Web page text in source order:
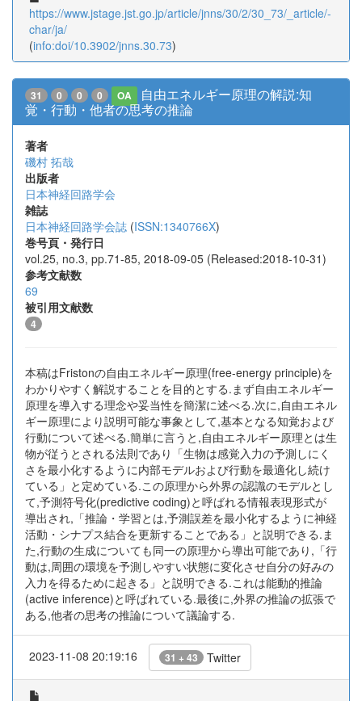
https://www.jstage.jst.go.jp/article/jnns/30/2/30_73/_article/-
char/ja/
(info:doi/10.3902/jnns.30.73)
31 0 0 0 OA
自由エネルギー原理の解説:知
覚・行動・他者の思考の推論
著者
磯村 拓哉
出版者
日本神経回路学会
雑誌
日本神経回路学会誌 (ISSN:1340766X)
巻号頁・発行日
vol.25, no.3, pp.71-85, 2018-09-05 (Released:2018-10-31)
参考文献数
69
被引用文献数
4
本稿はFristonの自由エネルギー原理(free-energy principle)を
わかりやすく解説することを目的とする.まず自由エネルギー
原理を導入する理念や妥当性を簡潔に述べる.次に,自由エネル
ギー原理により説明可能な事象として,基本となる知覚および
行動について述べる.簡単に言うと,自由エネルギー原理とは生
物が従うとされる法則であり「生物は感覚入力の予測しにく
さを最小化するように内部モデルおよび行動を最適化し続け
ている」と定めている.この原理から外界の認識のモデルとし
て,予測符号化(predictive coding)と呼ばれる情報表現形式が
導出され,「推論・学習とは,予測誤差を最小化するように神経
活動・シナプス結合を更新することである」と説明できる.ま
た,行動の生成についても同一の原理から導出可能であり,「行
動は,周囲の環境を予測しやすい状態に変化させ自分の好みの
入力を得るために起きる」と説明できる.これは能動的推論
(active inference)と呼ばれている.最後に,外界の推論の拡張で
ある,他者の思考の推論について議論する.
2023-11-08 20:19:16 31 + 43 Twitter